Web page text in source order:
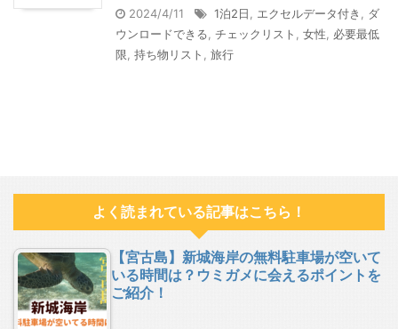
2024/4/11 1泊2日 エクセルデータ付き
ダ
ウンロードできる チェックリスト 女性
必要最低
限 持ち物リスト 旅行
よく読まれている記事はこちら！
【宮古島】新城海岸の無料駐車場が空いて
いる時間は？ウミガメに会えるポイントを
ご紹介！